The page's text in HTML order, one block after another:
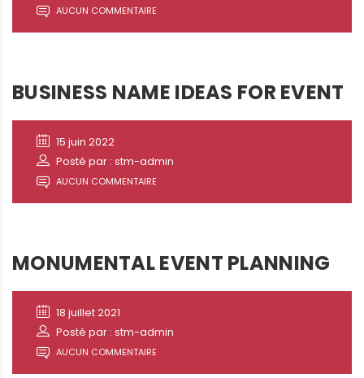
AUCUN COMMENTAIRE
BUSINESS NAME IDEAS FOR EVENT
15 juin 2022
Posté par : stm-admin
AUCUN COMMENTAIRE
MONUMENTAL EVENT PLANNING
18 juillet 2021
Posté par : stm-admin
AUCUN COMMENTAIRE